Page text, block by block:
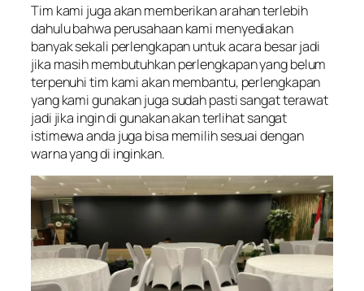
Tim kami juga akan memberikan arahan terlebih
dahulu bahwa perusahaan kami menyediakan
banyak sekali perlengkapan untuk acara besar jadi
jika masih membutuhkan perlengkapan yang belum
terpenuhi tim kami akan membantu, perlengkapan
yang kami gunakan juga sudah pasti sangat terawat
jadi jika ingin di gunakan akan terlihat sangat
istimewa anda juga bisa memilih sesuai dengan
warna yang di inginkan.